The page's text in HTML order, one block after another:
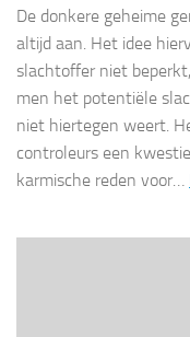
De donkere geheime
altijd aan. Het idee
slachtoffer niet
men het potentiële
niet hiertegen weert.
controleurs een
karmische reden voor…